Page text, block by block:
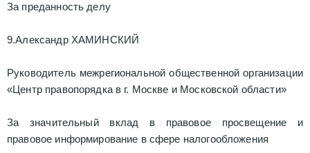
За преданность делу
9.Александр ХАМИНСКИЙ
Руководитель межрегиональной общественной организации
«Центр правопорядка в г. Москве и Московской области»
За значительный вклад в правовое просвещение и
правовое информирование в сфере налогообложения